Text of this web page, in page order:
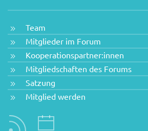
Team
Mitglieder im Forum
Kooperationspartner:innen
Mitgliedschaften des Forums
Satzung
Mitglied werden